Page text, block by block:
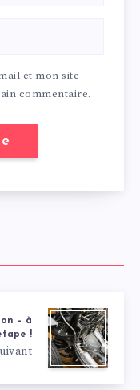
et mon site
commentaire.
– à
!